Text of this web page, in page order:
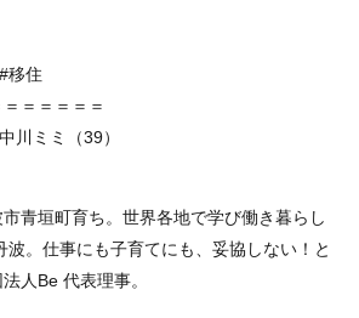
移住
＝＝＝＝＝
川ミミ（39）
青垣町育ち。世界各地で学び働き暮らし
波。仕事にも子育てにも、妥協しない！と
人Be 代表理事。